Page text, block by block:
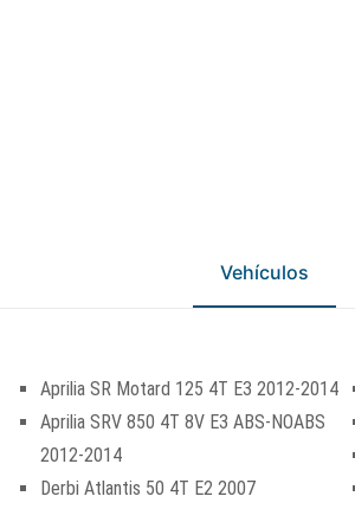
Vehículos
Aprilia SR Motard 125 4T E3 2012-2014
Aprilia SRV 850 4T 8V E3 ABS-NOABS
2012-2014
Derbi Atlantis 50 4T E2 2007